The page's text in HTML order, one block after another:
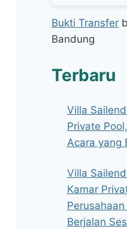
Bukti Transfer
Bandung
Terbaru
Villa
Private
Acara yang
Villa
Kamar
Berjalan